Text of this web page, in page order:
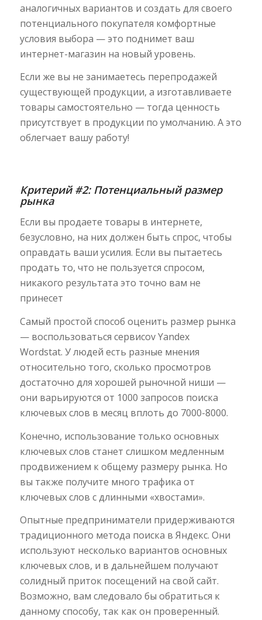
аналогичных вариантов и создать для своего
потенциального покупателя комфортные
условия выбора — это поднимет ваш
интернет-магазин на новый уровень.
Если же вы не занимаетесь перепродажей
существующей продукции, а изготавливаете
товары самостоятельно — тогда ценность
присутствует в продукции по умолчанию. А это
облегчает вашу работу!
Критерий #2: Потенциальный размер
рынка
Если вы продаете товары в интернете,
безусловно, на них должен быть спрос, чтобы
оправдать ваши усилия. Если вы пытаетесь
продать то, что не пользуется спросом,
никакого результата это точно вам не
принесет
Самый простой способ оценить размер рынка
— воспользоваться сервисоv Yandex
Wordstat. У людей есть разные мнения
относительно того, сколько просмотров
достаточно для хорошей рыночной ниши —
они варьируются от 1000 запросов поиска
ключевых слов в месяц вплоть до 7000-8000.
Конечно, использование только основных
ключевых слов станет слишком медленным
продвижением к общему размеру рынка. Но
вы также получите много трафика от
ключевых слов с длинными «хвостами».
Опытные предприниматели придерживаются
традиционного метода поиска в Яндекс. Они
используют несколько вариантов основных
ключевых слов, и в дальнейшем получают
солидный приток посещений на свой сайт.
Возможно, вам следовало бы обратиться к
данному способу, так как он проверенный.